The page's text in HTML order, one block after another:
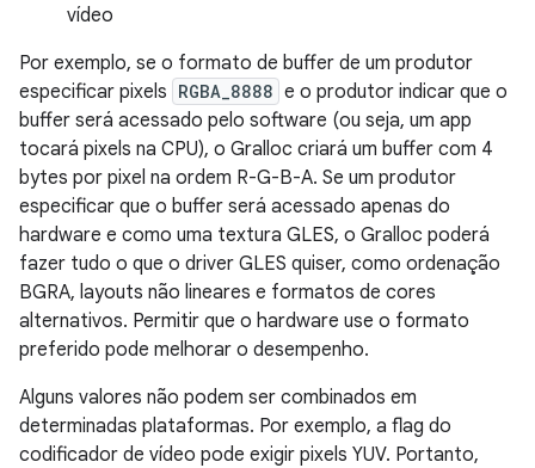
vídeo
Por exemplo, se o formato de buffer de um produtor
especificar pixels RGBA_8888 e o produtor indicar que o
buffer será acessado pelo software (ou seja, um app
tocará pixels na CPU), o Gralloc criará um buffer com 4
bytes por pixel na ordem R-G-B-A. Se um produtor
especificar que o buffer será acessado apenas do
hardware e como uma textura GLES, o Gralloc poderá
fazer tudo o que o driver GLES quiser, como ordenação
BGRA, layouts não lineares e formatos de cores
alternativos. Permitir que o hardware use o formato
preferido pode melhorar o desempenho.
Alguns valores não podem ser combinados em
determinadas plataformas. Por exemplo, a flag do
codificador de vídeo pode exigir pixels YUV. Portanto,